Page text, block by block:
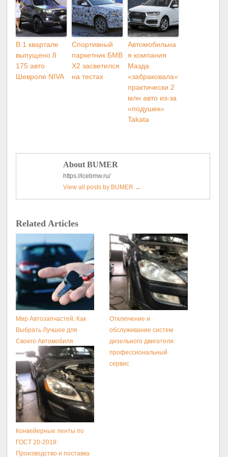
В 1 квартале
выпущено 8
175 авто
Шевроле NIVA
Спортивный
паркетник БМВ
X2 засветился
на тестах
Автомобильна
я компания
Мазда
«забраковала»
практически 2
млн авто из-за
«подушек»
Takata
About BUMER
https://icebmw.ru/
View all posts by BUMER →
Related Articles
Мир Автозапчастей: Как
Выбрать Лучшее для
Своего Автомобиля
Отключение и
обслуживание систем
дизельного двигателя:
профессиональный
сервис
Конвейерные ленты по
ГОСТ 20-2018:
Производство и поставка